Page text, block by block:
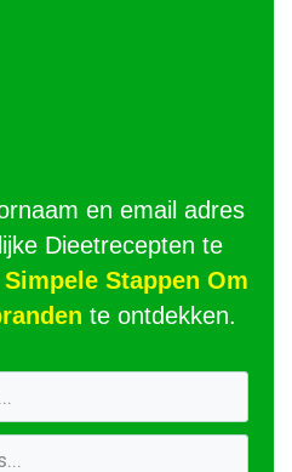
en email adres
Dieetrecepten te
Simpele Stappen Om
te ontdekken.